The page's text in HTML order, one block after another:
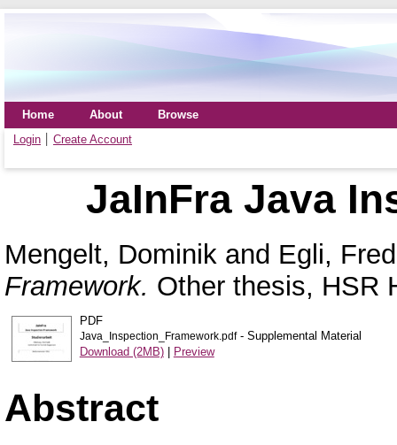
Home About
Browse
Login
Create Account
JaInFra Java
Mengelt, Dominik and Egli,
Framework. Other thesis, HSR
PDF
Java_Inspection_Framework.pdf- Supplemental Material
Download (2MB)| Preview
Abstract